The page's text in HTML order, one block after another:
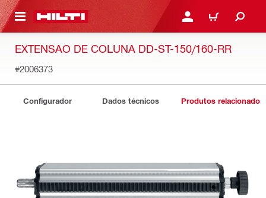
CONTENT ENTRAR OU REGISTAR
CARRINHO
EXTENSAO DE COLUNA DD-ST-150/160-RR
#2006373
Configurador Dados técnicos Produtos relacionados